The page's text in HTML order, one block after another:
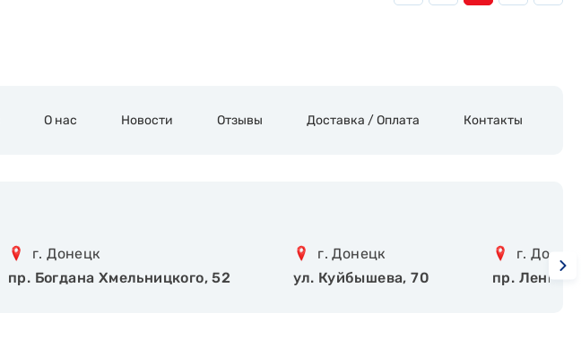
О нас Новости Отзывы Доставка / Оплата Контакты
г. Донецк
пр. Богдана Хмельницкого, 52
г. Донецк
ул. Куйбышева, 70
г.
пр.